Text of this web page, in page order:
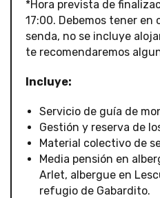
*Hora prevista de
17:00. Debemos tener
senda, no se incluye
te recomendaremos
Incluye:
Servicio de guía de
Gestión y reserva de
Material colectivo de
Media pensión en
Arlet, albergue en
refugio de Gabardito.